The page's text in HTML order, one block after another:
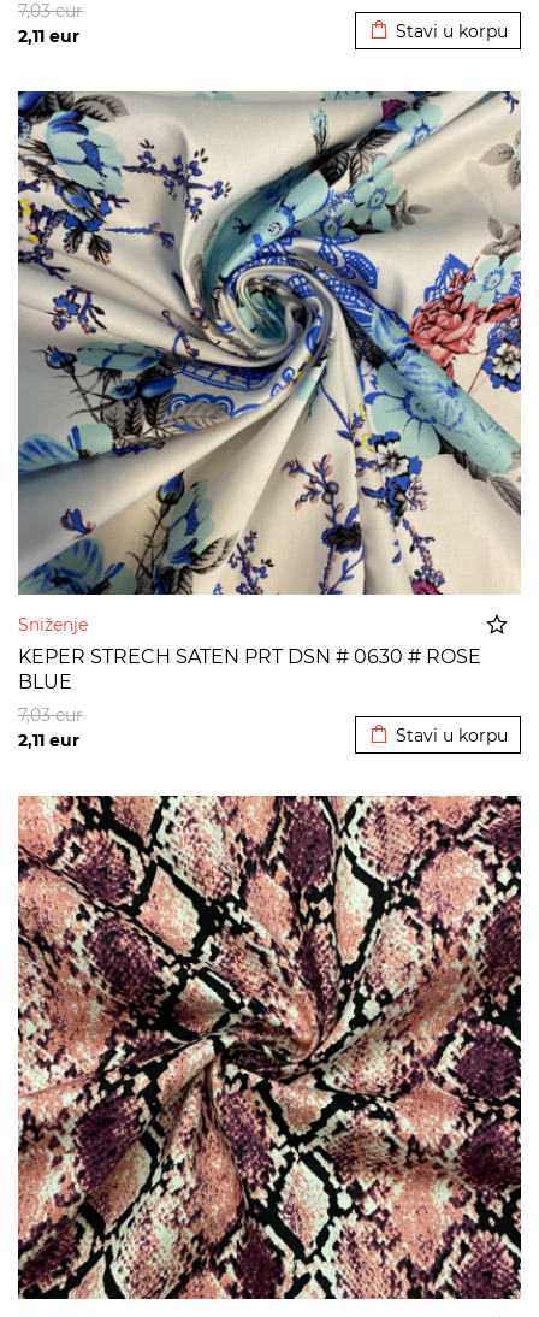
2,11 eur
7,03eur
Stavi u korpu
Sniženje
KEPER STRECH SATEN PRT DSN # 0630 # ROSE
BLUE
2,11 eur
7,03eur
Stavi u korpu